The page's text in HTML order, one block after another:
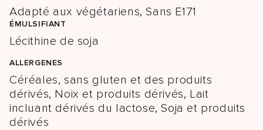
Adapté aux végétariens, Sans E171
ÉMULSIFIANT
Lécithine de soja
ALLERGENES
Céréales, sans gluten et des produits
dérivés, Noix et produits dérivés, Lait
incluant dérivés du lactose, Soja et produits
dérivés